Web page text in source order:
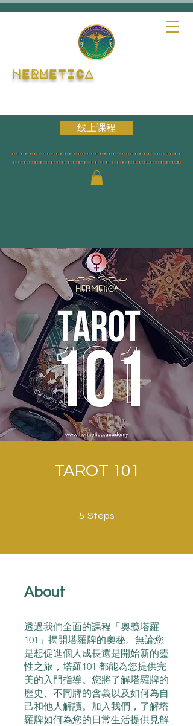
HERMETICA
线上课程
TAROT 101
5 Steps
About
透過我們全面的課程「奧義塔羅
101」揭開塔羅牌的奧秘。無論您
是想促進個人成長還是開始新的靈
性之旅，塔羅101 都能為您提供完
美的入門指導。您將了解塔羅牌的
歷史、不同牌的含義以及如何為自
己和他人解讀。加入我們，了解塔
羅牌如何為您的日常生活提供見解